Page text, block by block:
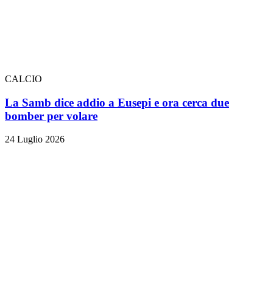
CALCIO
La Samb dice addio a Eusepi e ora cerca due
bomber per volare
24 Luglio 2026